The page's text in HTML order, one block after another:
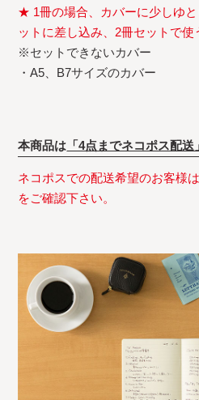
★ 1冊の場合、カバーに少しゆ
ットに差し込み、2冊セットで使
※セットできないカバー
・A5、B7サイズのカバー
本商品は 「4点までネコポス配送
ネコポスでの配送希望のお客様
をご確認下さい。